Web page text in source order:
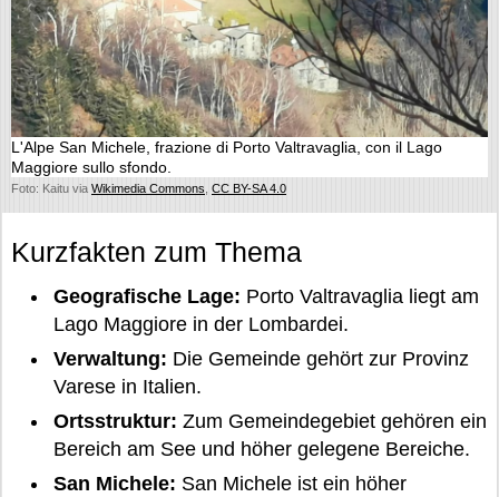
L'Alpe San Michele, frazione di Porto Valtravaglia, con il Lago
Maggiore sullo sfondo.
Foto: Kaitu via Wikimedia Commons CC BY-SA 4.0
Kurzfakten zum Thema
Geografische Lage: Porto Valtravaglia liegt am
Lago Maggiore in der Lombardei.
Verwaltung: Die Gemeinde gehört zur Provinz
Varese in Italien.
Ortsstruktur: Zum Gemeindegebiet gehören ein
Bereich am See und höher gelegene Bereiche.
San Michele: San Michele ist ein höher